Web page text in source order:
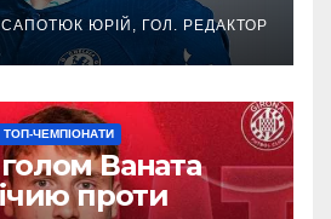
САПОТЮК ЮРІЙ, ГОЛ. РЕДАКТОР
ТОП-ЧЕМПІОНАТИ
Ваната
проти